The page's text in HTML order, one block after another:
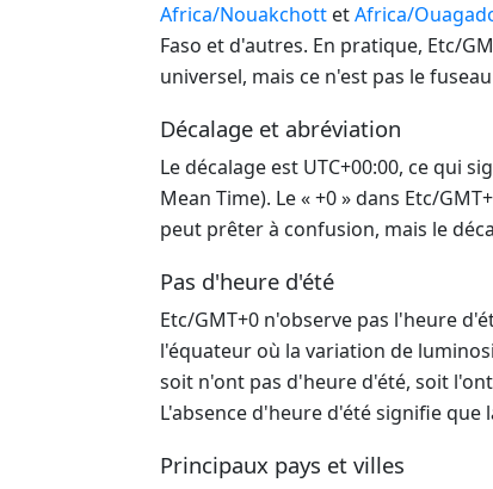
Africa/Nouakchott etAfrica/
Faso et d'autres. En pratique, Etc/
universel, mais ce n'est pas le
Décalage et abréviation
Le décalage est UTC+00:00, ce qui
Mean Time). Le « +0 » dans Etc/
peut prêter à confusion, mais le
Pas d'heure d'été
Etc/GMT+0 n'observe pas l'heure
l'équateur où la variation de
soit n'ont pas d'heure d'été, soit
L'absence d'heure d'été signifie
Principaux pays et villes